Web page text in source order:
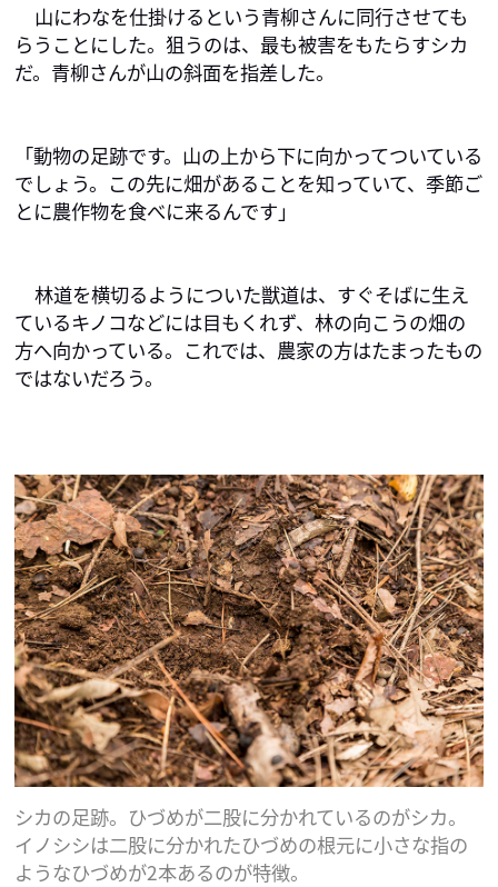
山にわなを仕掛けるという青柳さんに同行させても
らうことにした。狙うのは、最も被害をもたらすシカ
だ。青柳さんが山の斜面を指差した。
「動物の足跡です。山の上から下に向かってついている
でしょう。この先に畑があることを知っていて、季節ご
とに農作物を食べに来るんです」
林道を横切るようについた獣道は、すぐそばに生え
ているキノコなどには目もくれず、林の向こうの畑の
方へ向かっている。これでは、農家の方はたまったもの
ではないだろう。
シカの足跡。ひづめが二股に分かれているのがシカ。
イノシシは二股に分かれたひづめの根元に小さな指の
ようなひづめが2本あるのが特徴。